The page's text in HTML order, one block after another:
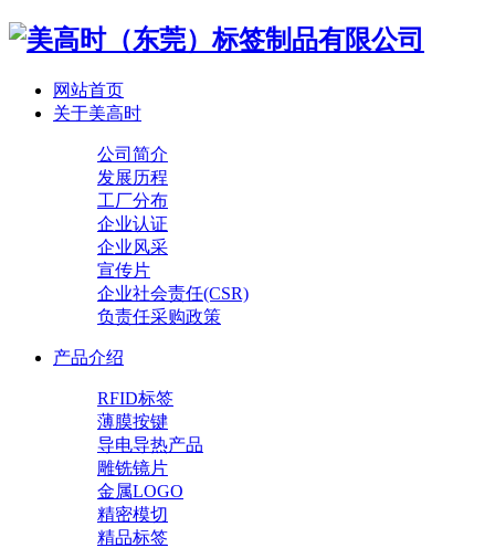
网站首页
关于美高时
公司简介
发展历程
工厂分布
企业认证
企业风采
宣传片
企业社会责任(CSR)
负责任采购政策
产品介绍
RFID标签
薄膜按键
导电导热产品
雕铣镜片
金属LOGO
精密模切
精品标签